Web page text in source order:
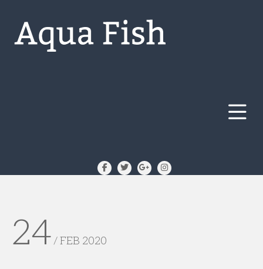
24 / FEB 2020